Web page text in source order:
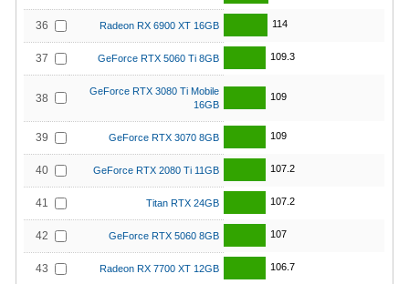
36 Radeon RX 6900 XT 16GB 114
37 GeForce RTX 5060 Ti 8GB 109.3
38
GeForce RTX 3080 Ti Mobile
16GB
109
39 GeForce RTX 3070 8GB 109
40 GeForce RTX 2080 Ti 11GB 107.2
41 Titan RTX 24GB 107.2
42 GeForce RTX 5060 8GB 107
43 Radeon RX 7700 XT 12GB 106.7